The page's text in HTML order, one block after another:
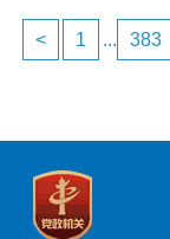
< 1 ... 383